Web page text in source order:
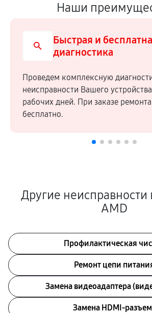
Наши
Быстрая и
диагностика
Проведем комплексную
неисправности Вашего
рабочих дней. При заказе
бесплатно.
Другие неисправности
AMD
Профилактическая
Ремонт цепи
Замена видеоадаптера
Замена HDMI-